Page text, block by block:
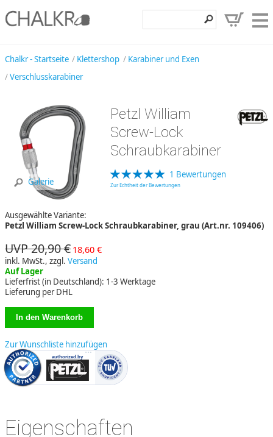
Angebote
Hilfe, Kontakt
Kundenbereich
Chalkr - Startseite Klettershop
Karabiner und Exen
Verschlusskarabiner
Galerie
Petzl William
Screw-Lock
Schraubkarabiner
1 Bewertungen
Zur Echtheit der Bewertungen
Ausgewählte Variante:
Petzl William Screw-Lock Schraubkarabiner, grau (Art.nr. 109406)
UVP 20,90 € 18,60 €
inkl. MwSt., zzgl. Versand
Auf Lager
Lieferfrist (in Deutschland): 1-3 Werktage
Lieferung per DHL
Zur Wunschliste hinzufügen
Eigenschaften